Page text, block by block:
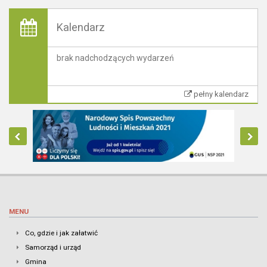
Kalendarz
brak nadchodzących wydarzeń
pełny kalendarz
MENU
Co, gdzie i jak załatwić
Samorząd i urząd
Gmina